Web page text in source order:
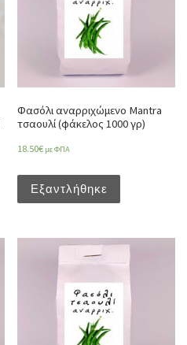
Φασόλι αναρριχώμενο Mantra
τσαουλί (φάκελος 1000 γρ)
18.50€ με ΦΠΑ
Εξαντλήθηκε